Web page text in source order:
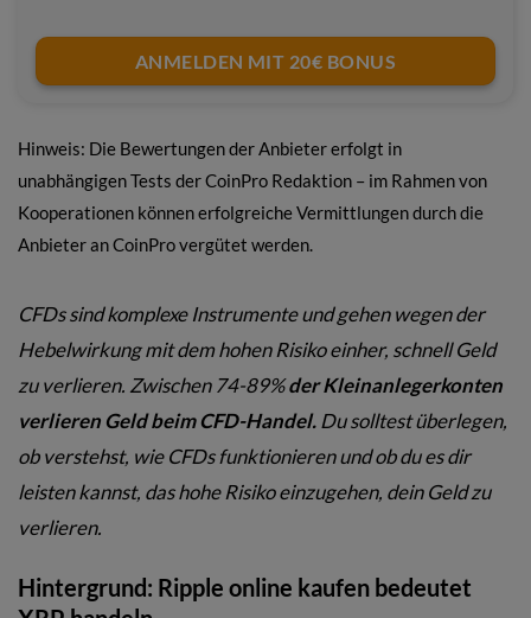
ANMELDEN MIT 20€ BONUS
Hinweis: Die Bewertungen der Anbieter erfolgt in
unabhängigen Tests der CoinPro Redaktion – im Rahmen von
Kooperationen können erfolgreiche Vermittlungen durch die
Anbieter an CoinPro vergütet werden.
CFDs sind komplexe Instrumente und gehen wegen der
Hebelwirkung mit dem hohen Risiko einher, schnell Geld
zu verlieren. Zwischen 74-89%der Kleinanlegerkonten
verlieren Geld beim CFD-Handel. Du solltest überlegen,
ob verstehst, wie CFDs funktionieren und ob du es dir
leisten kannst, das hohe Risiko einzugehen, dein Geld zu
verlieren.
Hintergrund: Ripple online kaufen bedeutet